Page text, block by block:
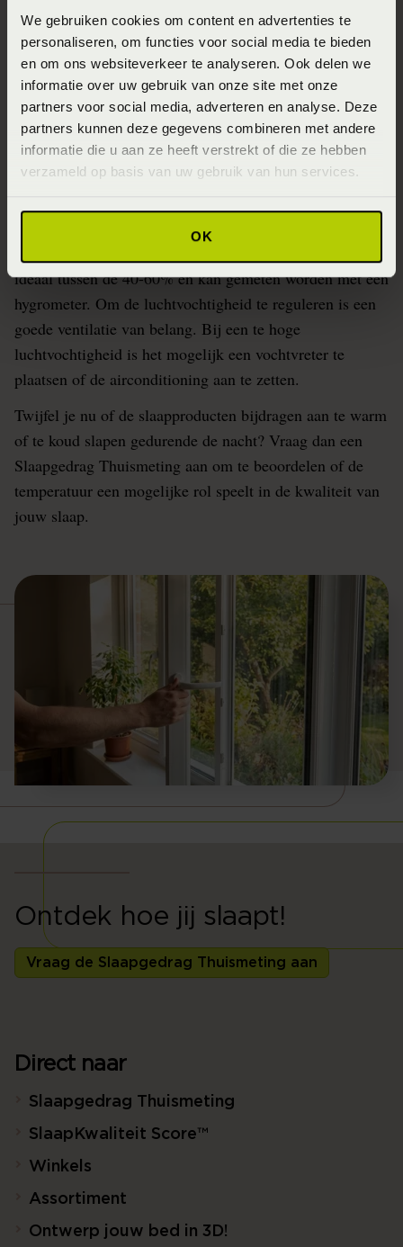
We gebruiken cookies om content en advertenties te
personaliseren, om functies voor social media te bieden
en om ons websiteverkeer te analyseren. Ook delen we
informatie over uw gebruik van onze site met onze
partners voor social media, adverteren en analyse. Deze
partners kunnen deze gegevens combineren met andere
informatie die u aan ze heeft verstrekt of die ze hebben
verzameld op basis van uw gebruik van hun services.
OK
Slaapkamerklimaat
Het klimaat in de slaapkamer is van belang om goede
slaapomstandigheden te creëren. Om goed te kunnen
slapen, moet zowel de temperatuur als de
luchtvochtigheid goed zijn. De temperatuur in de
Celsius. Zet overdag het slaapkamerraam open en zorg
ideaal tussen de 40-60% en kan gemeten worden met een
hygrometer. Om de luchtvochtigheid te reguleren is een
goede ventilatie van belang. Bij een te hoge
luchtvochtigheid is het mogelijk een vochtvreter te
plaatsen of de airconditioning aan te zetten.
Twijfel je nu of de slaapproducten bijdragen aan te warm
of te koud slapen gedurende de nacht? Vraag dan een
Slaapgedrag Thuismeting aan om te beoordelen of de
temperatuur een mogelijke rol speelt in de kwaliteit van
jouw slaap.
Ontdek hoe jij slaapt!
Vraag de Slaapgedrag Thuismeting aan
Direct naar
Slaapgedrag Thuismeting
SlaapKwaliteit Score™
Winkels
Assortiment
Ontwerp jouw bed in 3D!